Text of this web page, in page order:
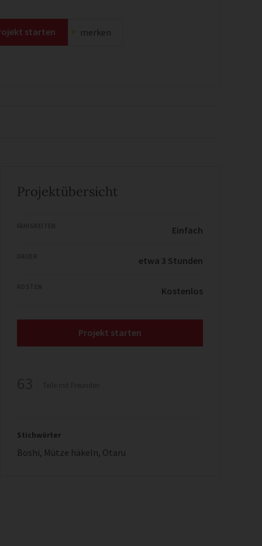
starten merken
Projektübersicht
Einfach
etwa 3 Stunden
Kostenlos
Projekt starten
Stichwörter
Boshi, Mütze häkeln, Otaru